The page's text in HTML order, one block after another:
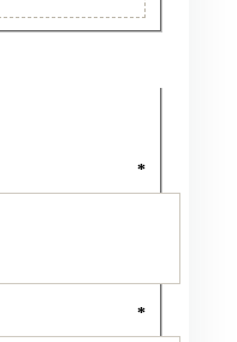
*
*